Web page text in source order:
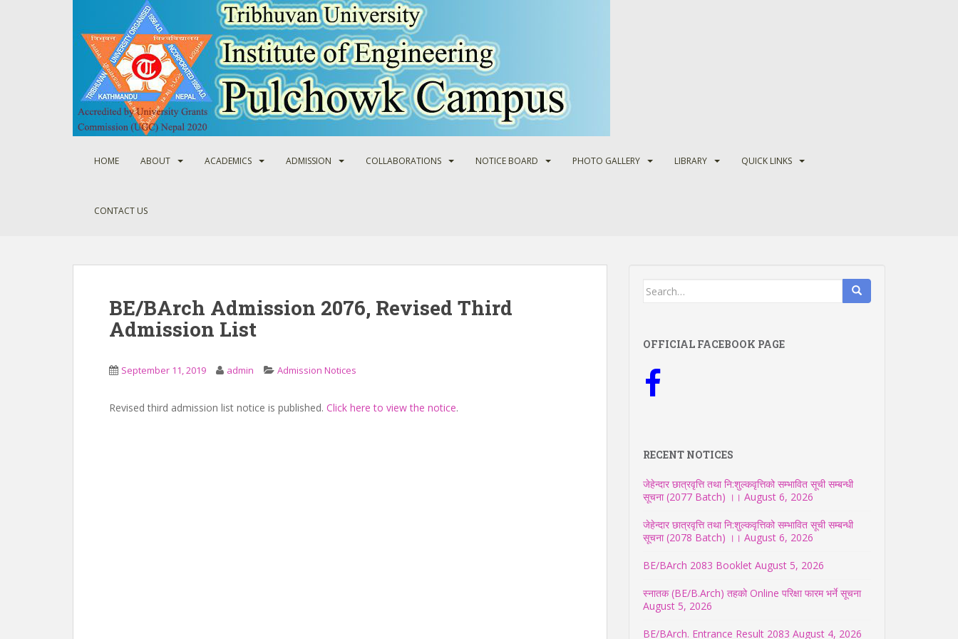
HOME ABOUT ACADEMICS ADMISSION COLLABORATIONS NOTICE BOARD PHOTO GALLERY LIBRARY QUICK LINKS
CONTACT US
BE/BArch Admission 2076, Revised Third
Admission List
September 11, 2019 admin Admission Notices
Revised third admission list notice is published. Click here to view the notice.
Search
OFFICIAL FACEBOOK PAGE
RECENT NOTICES
जेहेन्दार छात्रवृत्ति तथा नि:शुल्कवृत्तिको सम्भावित सूची सम्बन्धी
सूचना (2077 Batch) ।। August 6, 2026
जेहेन्दार छात्रवृत्ति तथा नि:शुल्कवृत्तिको सम्भावित सूची सम्बन्धी
सूचना (2078 Batch) ।। August 6, 2026
BE/BArch 2083 Booklet August 5, 2026
स्नातक (BE/B.Arch) तहको Online परिक्षा फारम भर्ने सूचना
August 5, 2026
BE/BArch. Entrance Result 2083 August 4, 2026